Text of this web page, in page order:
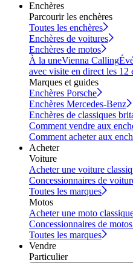
Enchères
Parcourir les enchères
Toutes les enchères
Enchères de voitures
Enchères de motos
À la uneVienna Calling
avec visite en direct les 12
Marques et guides
Enchères Porsche
Enchères Mercedes-Benz
Enchères de classiques
Comment vendre aux
Comment acheter aux
Acheter
Voiture
Acheter une voiture
Concessionnaires de
Toutes les marques
Motos
Acheter une moto
Concessionnaires de
Toutes les marques
Vendre
Particulier